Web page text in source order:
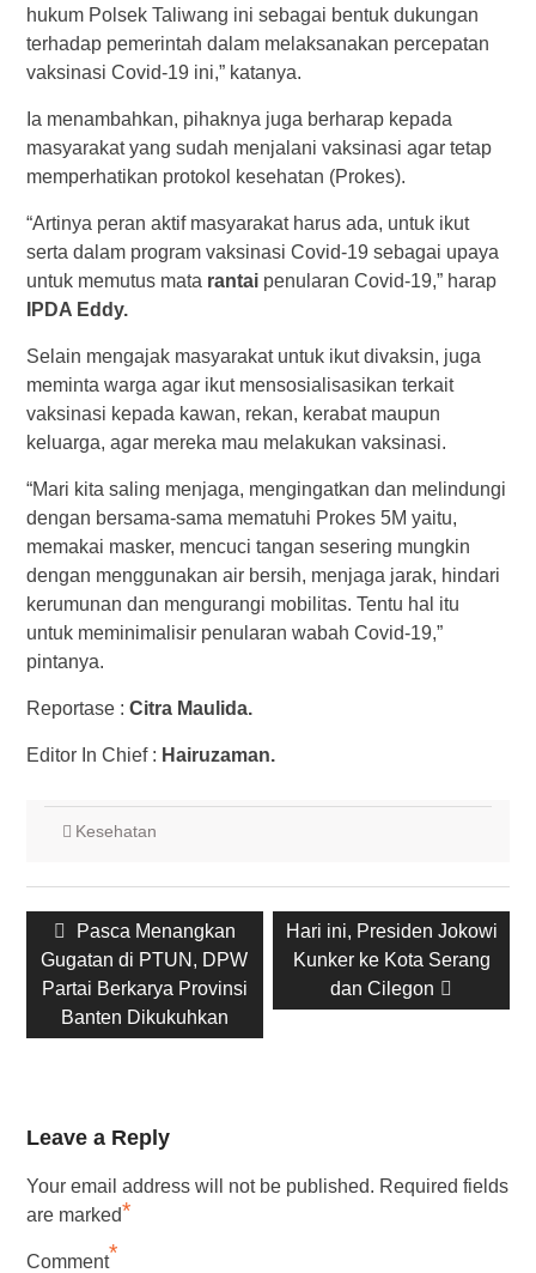
hukum Polsek Taliwang ini sebagai bentuk dukungan
terhadap pemerintah dalam melaksanakan percepatan
vaksinasi Covid-19 ini,” katanya.
Ia menambahkan, pihaknya juga berharap kepada
masyarakat yang sudah menjalani vaksinasi agar tetap
memperhatikan protokol kesehatan (Prokes).
“Artinya peran aktif masyarakat harus ada, untuk ikut
serta dalam program vaksinasi Covid-19 sebagai upaya
untuk memutus mata rantaipenularan Covid-19,” harap
IPDA Eddy.
Selain mengajak masyarakat untuk ikut divaksin, juga
meminta warga agar ikut mensosialisasikan terkait
vaksinasi kepada kawan, rekan, kerabat maupun
keluarga, agar mereka mau melakukan vaksinasi.
“Mari kita saling menjaga, mengingatkan dan melindungi
dengan bersama-sama mematuhi Prokes 5M yaitu,
memakai masker, mencuci tangan sesering mungkin
dengan menggunakan air bersih, menjaga jarak, hindari
kerumunan dan mengurangi mobilitas. Tentu hal itu
untuk meminimalisir penularan wabah Covid-19,”
pintanya.
Reportase : Citra Maulida.
Editor In Chief : Hairuzaman.
Kesehatan
Post
navigation
Previous
post:
Pasca Menangkan
Gugatan di PTUN, DPW
Partai Berkarya Provinsi
Banten Dikukuhkan
Next
post:
Hari ini, Presiden Jokowi
Kunker ke Kota Serang
dan Cilegon
Leave a Reply
Your email address will not be published. Required fields
are marked*
Comment*